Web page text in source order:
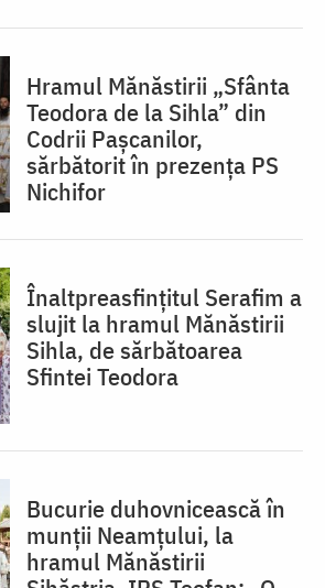
Hramul Mănăstirii „Sfânta
Teodora de la Sihla” din
Codrii Pașcanilor,
sărbătorit în prezența PS
Nichifor
Înaltpreasfințitul Serafim a
slujit la hramul Mănăstirii
Sihla, de sărbătoarea
Sfintei Teodora
Bucurie duhovnicească în
munții Neamțului, la
hramul Mănăstirii